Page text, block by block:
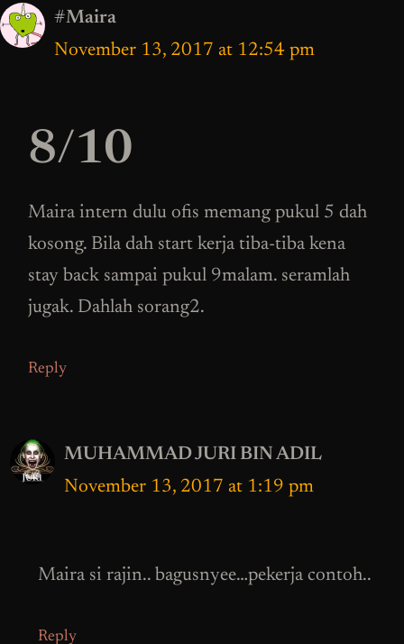
#Maira
November 13, 2017 at 12:54 pm
8/10
Maira intern dulu ofis memang pukul 5 dah
kosong. Bila dah start kerja tiba-tiba kena
stay back sampai pukul 9malam. seramlah
jugak. Dahlah sorang2.
Reply
MUHAMMAD JURI BIN ADIL
November 13, 2017 at 1:19 pm
Maira si rajin.. bagusnyee…pekerja contoh..
Reply